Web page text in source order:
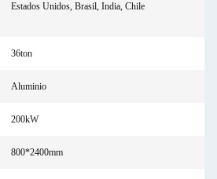
Estados Unidos, Brasil, India, Chile
36ton
Aluminio
200kW
800*2400mm